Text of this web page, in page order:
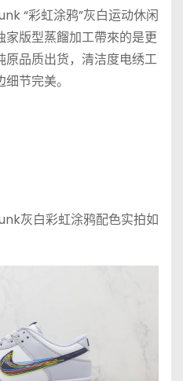
“彩虹涂鸦”灰白运动休闲
版型蒸餾加工帶來的是更
品质出货，清洁度电绣工
节完美。
灰白彩虹涂鸦配色实拍如